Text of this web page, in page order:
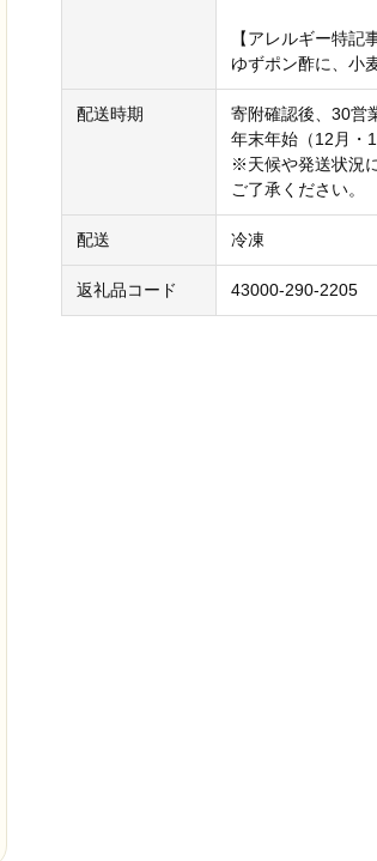
【アレルギー特記
ゆずポン酢に、小
配送時期
寄附確認後、30営
年末年始（12月・
※天候や発送状況
ご了承ください。
配送 冷凍
返礼品コード 43000-290-2205